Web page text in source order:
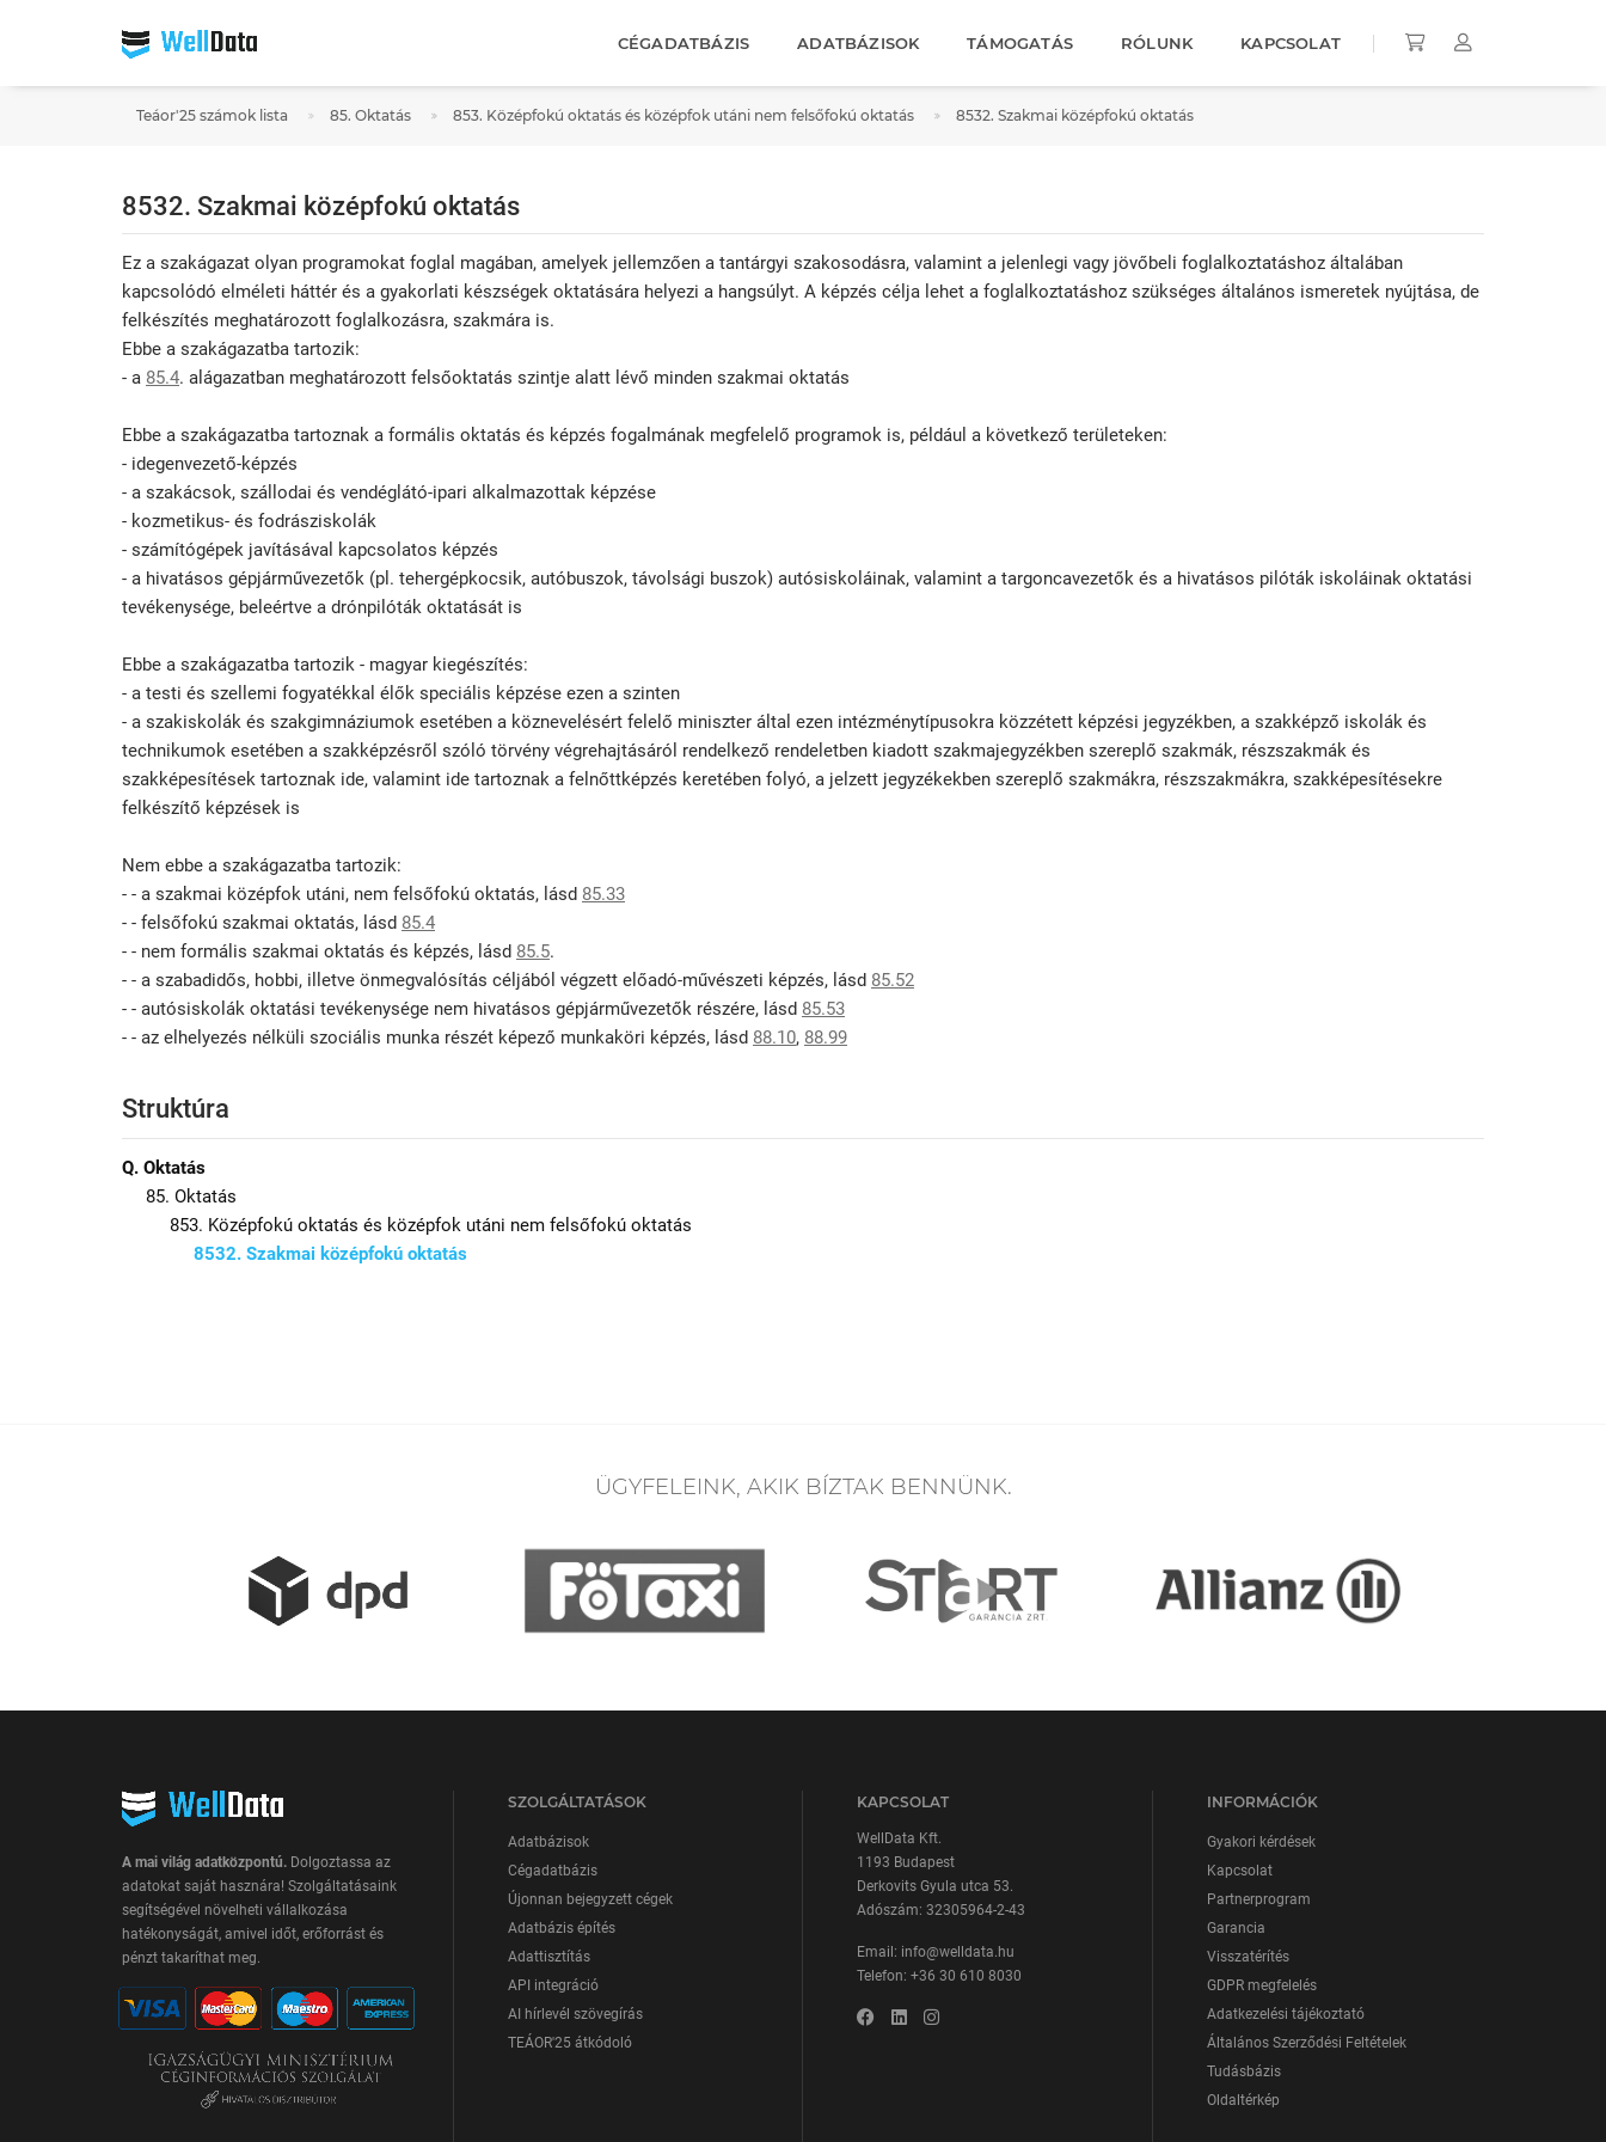
CÉGADATBÁZIS ADATBÁZISOK TÁMOGATÁS RÓLUNK KAPCSOLAT
Teáor'25 számok lista 85. Oktatás 853. Középfokú oktatás és középfok utáni nem felsőfokú oktatás 8532. Szakmai középfokú oktatás
8532. Szakmai középfokú oktatás
Ez a szakágazat olyan programokat foglal magában, amelyek jellemzően a tantárgyi szakosodásra, valamint a jelenlegi vagy jövőbeli foglalkoztatáshoz általában
kapcsolódó elméleti háttér és a gyakorlati készségek oktatására helyezi a hangsúlyt. A képzés célja lehet a foglalkoztatáshoz szükséges általános ismeretek nyújtása, de
felkészítés meghatározott foglalkozásra, szakmára is.
Ebbe a szakágazatba tartozik:
- a 85.4. alágazatban meghatározott felsőoktatás szintje alatt lévő minden szakmai oktatás
Ebbe a szakágazatba tartoznak a formális oktatás és képzés fogalmának megfelelő programok is, például a következő területeken:
- idegenvezető-képzés
- a szakácsok, szállodai és vendéglátó-ipari alkalmazottak képzése
- kozmetikus- és fodrásziskolák
- számítógépek javításával kapcsolatos képzés
- a hivatásos gépjárművezetők (pl. tehergépkocsik, autóbuszok, távolsági buszok) autósiskoláinak, valamint a targoncavezetők és a hivatásos pilóták iskoláinak oktatási
tevékenysége, beleértve a drónpilóták oktatását is
Ebbe a szakágazatba tartozik - magyar kiegészítés:
- a testi és szellemi fogyatékkal élők speciális képzése ezen a szinten
- a szakiskolák és szakgimnáziumok esetében a köznevelésért felelő miniszter által ezen intézménytípusokra közzétett képzési jegyzékben, a szakképző iskolák és
technikumok esetében a szakképzésről szóló törvény végrehajtásáról rendelkező rendeletben kiadott szakmajegyzékben szereplő szakmák, részszakmák és
szakképesítések tartoznak ide, valamint ide tartoznak a felnőttképzés keretében folyó, a jelzett jegyzékekben szereplő szakmákra, részszakmákra, szakképesítésekre
felkészítő képzések is
Nem ebbe a szakágazatba tartozik:
- - a szakmai középfok utáni, nem felsőfokú oktatás, lásd 85.33
- - felsőfokú szakmai oktatás, lásd 85.4
- - nem formális szakmai oktatás és képzés, lásd 85.5.
- - a szabadidős, hobbi, illetve önmegvalósítás céljából végzett előadó-művészeti képzés, lásd 85.52
- - autósiskolák oktatási tevékenysége nem hivatásos gépjárművezetők részére, lásd 85.53
- - az elhelyezés nélküli szociális munka részét képező munkaköri képzés, lásd 88.10, 88.99
Struktúra
Q. Oktatás
85. Oktatás
853. Középfokú oktatás és középfok utáni nem felsőfokú oktatás
8532. Szakmai középfokú oktatás
ÜGYFELEINK, AKIK BÍZTAK BENNÜNK.
A mai világ adatközpontú. Dolgoztassa az
adatokat saját hasznára! Szolgáltatásaink
segítségével növelheti vállalkozása
hatékonyságát, amivel időt, erőforrást és
pénzt takaríthat meg.
SZOLGÁLTATÁSOK
Adatbázisok
Cégadatbázis
Újonnan bejegyzett cégek
Adatbázis építés
Adattisztítás
API integráció
AI hírlevél szövegírás
TEÁOR'25 átkódoló
KAPCSOLAT
WellData Kft.
1193 Budapest
Derkovits Gyula utca 53.
Adószám: 32305964-2-43
Email: info@welldata.hu
Telefon: +36 30 610 8030
INFORMÁCIÓK
Gyakori kérdések
Kapcsolat
Partnerprogram
Garancia
Visszatérítés
GDPR megfelelés
Adatkezelési tájékoztató
Általános Szerződési Feltételek
Tudásbázis
Oldaltérkép